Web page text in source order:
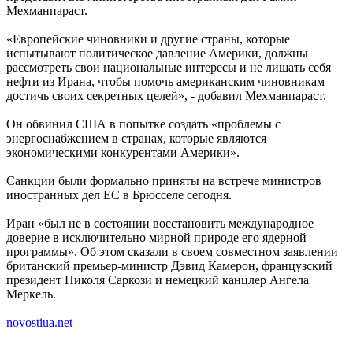
Мехманпараст.
«Европейские чиновники и другие страны, которые
испытывают политическое давление Америки, должны
рассмотреть свои национальные интересы и не лишать себя
нефти из Ирана, чтобы помочь американским чиновникам
достичь своих секретных целей», - добавил Мехманпараст.
Он обвинил США в попытке создать «проблемы с
энергоснабжением в странах, которые являются
экономическими конкурентами Америки».
Санкции были формально приняты на встрече министров
иностранных дел ЕС в Брюсселе сегодня.
Иран «был не в состоянии восстановить международное
доверие в исключительно мирной природе его ядерной
программы». Об этом сказали в своем совместном заявлении
британский премьер-министр Дэвид Камерон, французский
президент Николя Саркози и немецкий канцлер Ангела
Меркель.
novostiua.net